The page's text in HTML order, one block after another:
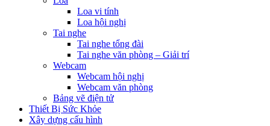
Loa vi tính
Loa hội nghị
Tai nghe
Tai nghe tổng đài
Tai nghe văn phòng – Giải trí
Webcam
Webcam hội nghị
Webcam văn phòng
Bảng vẽ điện tử
Thiết Bị Sức Khỏe
Xây dựng cấu hình